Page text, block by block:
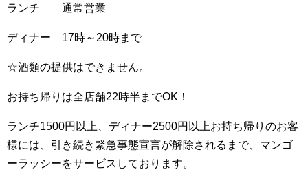
ランチ 通常営業
ディナー 17時～20時まで
☆酒類の提供はできません。
お持ち帰りは全店舗22時半までOK！
ランチ1500円以上、ディナー2500円以上お持ち帰りのお客
様には、引き続き緊急事態宣言が解除されるまで、マンゴ
ーラッシーをサービスしております。